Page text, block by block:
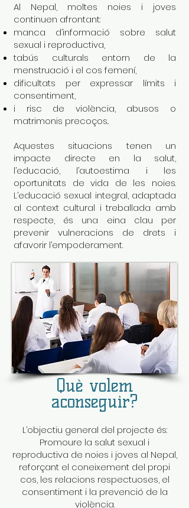
Al Nepal, moltes noies i joves
continuen afrontant:
manca d’informació sobre salut
sexual i reproductiva,
tabús culturals entorn de la
menstruació i el cos femení,
dificultats per expressar límits i
consentiment,
i risc de violència, abusos o
matrimonis precoços..
Aquestes situacions tenen un
impacte directe en la salut,
l’educació, l’autoestima i les
oportunitats de vida de les noies.
L’educació sexual integral, adaptada
al context cultural i treballada amb
respecte, és una eina clau per
prevenir vulneracions de drets i
afavorir l’empoderament.
Què volem
aconseguir?
L’objectiu general del projecte és:
Promoure la salut sexual i
reproductiva de noies i joves al Nepal,
reforçant el coneixement del propi
cos, les relacions respectuoses, el
consentiment i la prevenció de la
violència.